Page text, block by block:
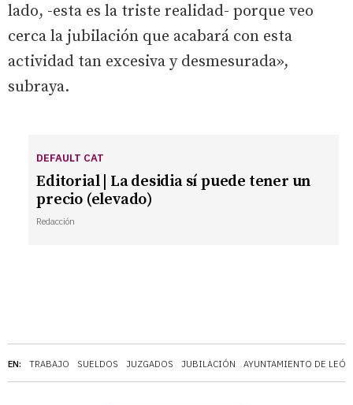
EN: TRABAJO SUELDOS JUZGADOS JUBILACIÓN AYUNTAMIENTO DE LEÓN
lado, -esta es la triste realidad- porque veo
cerca la jubilación que acabará con esta
actividad tan excesiva y desmesurada»,
subraya.
DEFAULT CAT
Editorial | La desidia sí puede tener un
precio (elevado)
Redacción